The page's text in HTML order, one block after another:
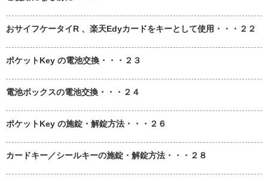
おサイフケータイR 、楽天Edyカードをキーとして使用・・・２２
ポケットKey の電池交換・・・２３
電池ボックスの電池交換・・・２４
ポケットKey の施錠・解錠方法・・・２６
カードキー／シールキーの施錠・解錠方法・・・２８